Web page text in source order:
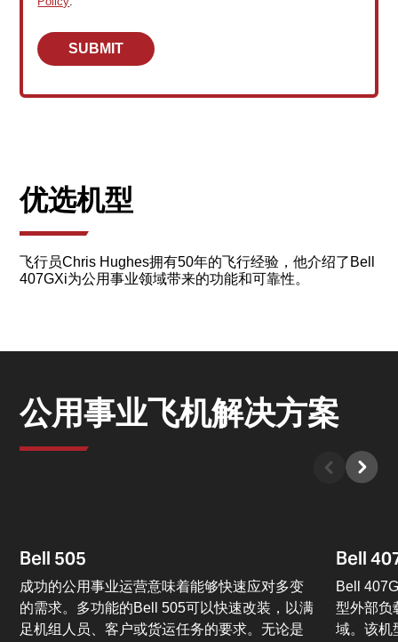
优选机型
飞行员Chris Hughes拥有50年的飞行经验，他介绍了Bell
407GXi为公用事业领域带来的功能和可靠性。
公用事业飞机解决方案
Bell 505
成功的公用事业运营意味着能够快速应对多变
的需求。多功能的Bell 505可以快速改装，以满
足机组人员、客户或货运任务的要求。无论是
Bell
Bell
型外部负
域。该机